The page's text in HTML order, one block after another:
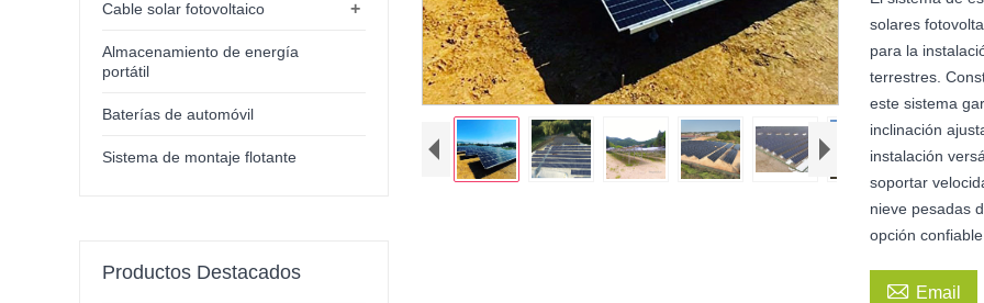
solares
para la
terrestres.
este sistema
inclinación
instalación
soportar
nieve pesadas
opción
 Email
+
Cable solar fotovoltaico
Almacenamiento de energía
portátil
Baterías de automóvil
Sistema de montaje flotante
Productos Destacados